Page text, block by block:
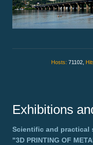
Hosts: 71102,
Exhibitions
Scientific and practical
"3D PRINTING OF